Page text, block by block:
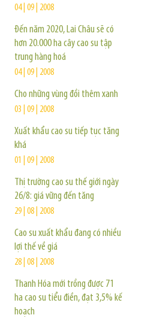
04 | 09 | 2008
Đến năm 2020, Lai Châu sẽ có
hơn 20.000 ha cây cao su tập
trung hàng hoá
04 | 09 | 2008
Cho những vùng đồi thêm xanh
03 | 09 | 2008
Xuất khẩu cao su tiếp tục tăng
khá
01 | 09 | 2008
Thị trường cao su thế giới ngày
26/8: giá vững đến tăng
29 | 08 | 2008
Cao su xuất khẩu đang có nhiều
lợi thế về giá
28 | 08 | 2008
Thanh Hóa mới trồng được 71
ha cao su tiểu điền, đạt 3,5% kế
hoạch